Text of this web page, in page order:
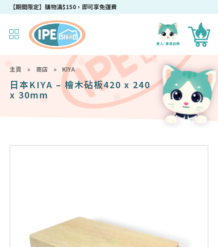
【期間限定】購物滿$150，即可享免運費
主頁 » 商店 » KIYA
日本KIYA – 檜木砧板420 x 240
x 30mm